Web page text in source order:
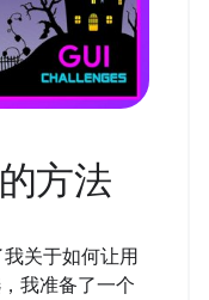
方法
关于如何让用
我准备了一个